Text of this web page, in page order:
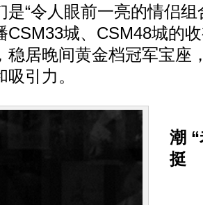
是“令人眼前一亮的情侣组
CSM33城、CSM48城的
稳居晚间黄金档冠军宝座
引力。
潮
挺